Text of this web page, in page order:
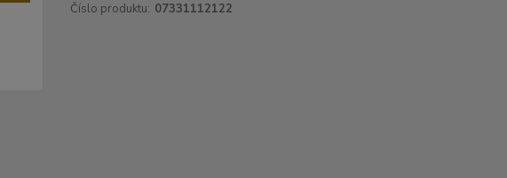
Číslo produktu: 07331112122